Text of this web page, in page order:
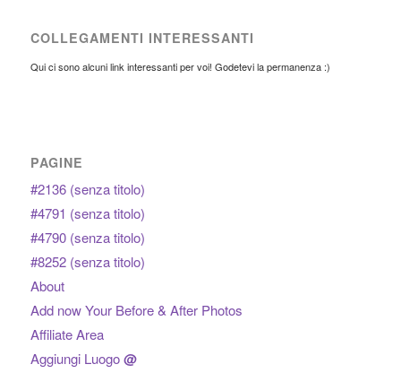
COLLEGAMENTI INTERESSANTI
Qui ci sono alcuni link interessanti per voi! Godetevi la permanenza :)
PAGINE
#2136 (senza titolo)
#4791 (senza titolo)
#4790 (senza titolo)
#8252 (senza titolo)
About
Add now Your Before & After Photos
Affiliate Area
Aggiungi Luogo@